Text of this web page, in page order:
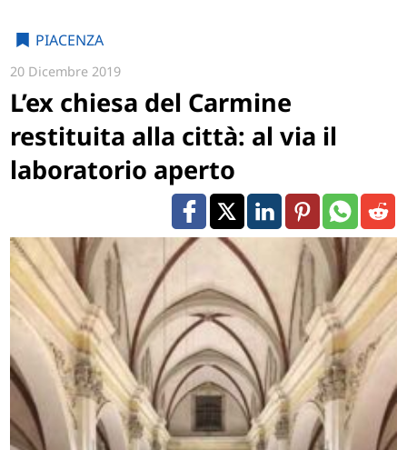
PIACENZA
20 Dicembre 2019
L’ex chiesa del Carmine
restituita alla città: al via il
laboratorio aperto